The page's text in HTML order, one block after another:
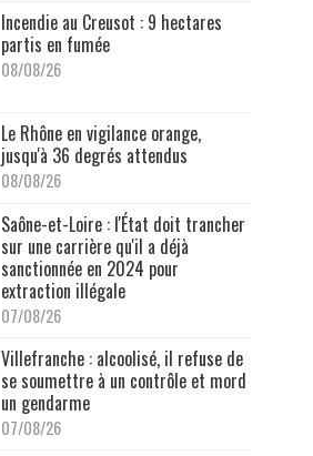
Incendie au Creusot : 9 hectares
partis en fumée
08/08/26
Le Rhône en vigilance orange,
jusqu'à 36 degrés attendus
08/08/26
Saône-et-Loire : l'État doit trancher
sur une carrière qu'il a déjà
sanctionnée en 2024 pour
extraction illégale
07/08/26
Villefranche : alcoolisé, il refuse de
se soumettre à un contrôle et mord
un gendarme
07/08/26